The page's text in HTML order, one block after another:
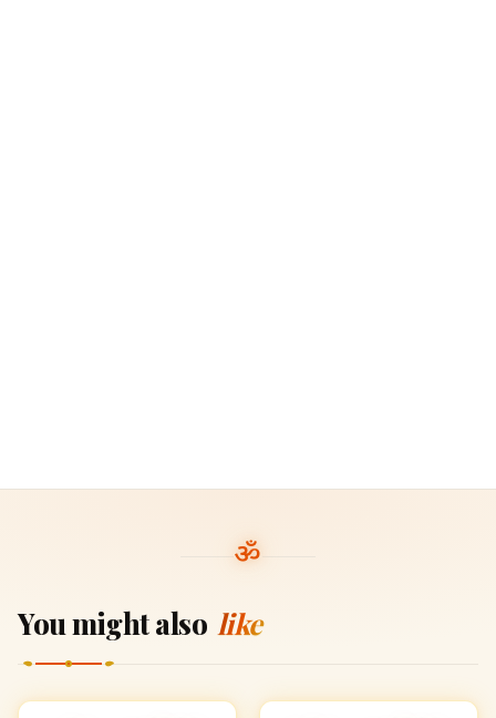
You might also like